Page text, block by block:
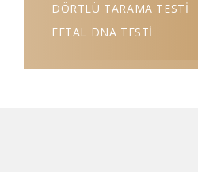
DÖRTLÜ TARAMA TESTİ
FETAL DNA TESTİ